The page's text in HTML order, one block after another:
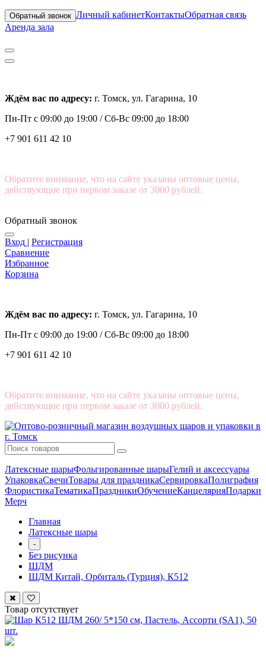
Обратный звонок Личный кабинетКонтактыОбратная связь
Аренда зала
Ждём вас по адресу: г. Томск, ул. Гагарина, 10
Пн-Пт с 09:00 до 19:00 /Сб-Вс 09:00 до 18:00
+7 901 611 42 10
Обратите внимание, что на сайте указаны оптовые цены,
действующие при первом заказе от 3000 рублей.
Обратный звонок
Вход | Регистрация
Сравнение
Избранное
Корзина
Ждём вас по адресу: г. Томск, ул. Гагарина, 10
Пн-Пт с 09:00 до 19:00 /Сб-Вс 09:00 до 18:00
+7 901 611 42 10
Обратите внимание, что на сайте указаны оптовые цены,
действующие при первом заказе от 3000 рублей.
Латексные шарыФольгированные шарыГелий и аксессуары
УпаковкаСвечиТовары для праздникаСервировкаПолиграфия
ФлористикаТематикаПраздникиОбучениеКанцелярияПодарки
Мерч
Главная
Латексные шары
-
Без рисунка
ШДМ
ШДМ Китай, Орбиталь (Турция), К512
Товар отсутствует